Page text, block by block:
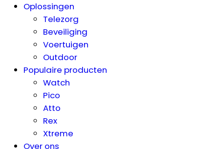
Oplossingen
Telezorg
Beveiliging
Voertuigen
Outdoor
Populaire producten
Watch
Pico
Atto
Rex
Xtreme
Over ons